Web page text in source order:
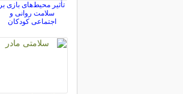
تأثیر محیط‌های بازی بر
سلامت روانی و
اجتماعی کودکان